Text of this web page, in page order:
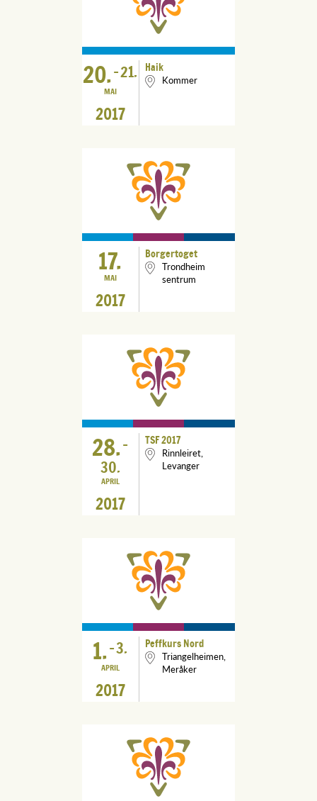
20.-21.
MAI
2017
Haik
Kommer
17.
MAI
2017
Borgertoget
Trondheim
sentrum
28.-
30.
APRIL
2017
TSF 2017
Rinnleiret,
Levanger
1.-3.
APRIL
2017
Peffkurs Nord
Triangelheimen,
Meråker